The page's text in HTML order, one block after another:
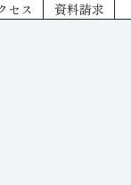
セス 資料請求